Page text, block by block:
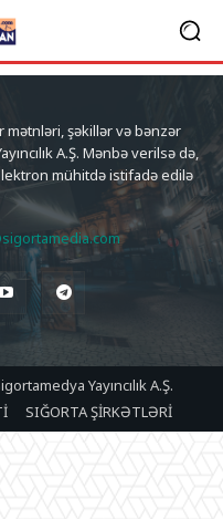
mətnləri, şəkillər və bənzər
A.Ş. Mənbə verilsə də,
mühitdə istifadə edilə
Yayıncılık A.Ş.
SIĞORTA ŞİRKƏTLƏRİ